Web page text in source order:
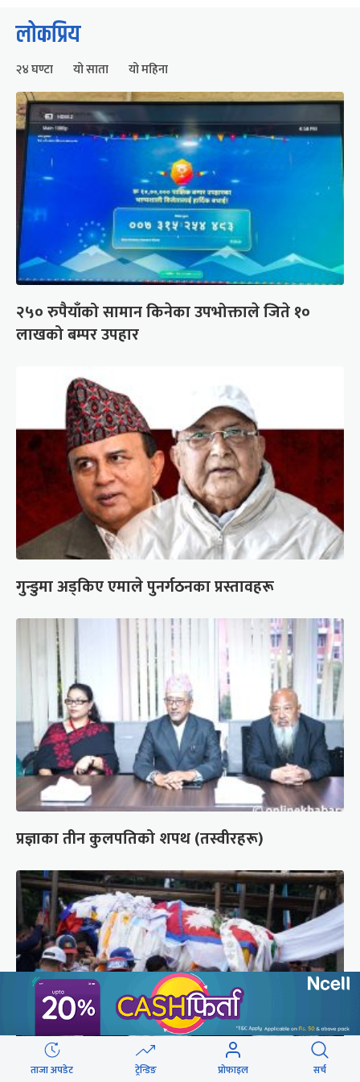
लोकप्रिय
२४ घण्टा यो साता यो महिना
२५० रुपैयाँको सामान किनेका उपभोक्ताले जिते १०
लाखको बम्पर उपहार
गुन्डुमा अड्किए एमाले पुनर्गठनका प्रस्तावहरू
प्रज्ञाका तीन कुलपतिको शपथ (तस्वीरहरू)
ताजा अपडेट ट्रेन्डिङ प्रोफाइल सर्च